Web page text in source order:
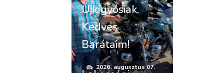
Újkígyósiak,
Kedves
Barátaim!
2026. augusztus 07.